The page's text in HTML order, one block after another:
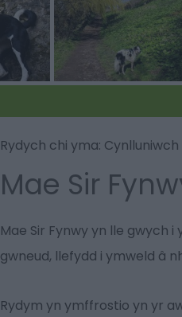
Rydych chi yma:
Mae Sir
Mae Sir Fynwy yn lle gwych
gwneud, llefydd i ymweld â
Rydym yn ymffrostio yn yr